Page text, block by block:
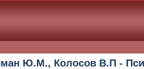
Ю.М., Колосов В.П -